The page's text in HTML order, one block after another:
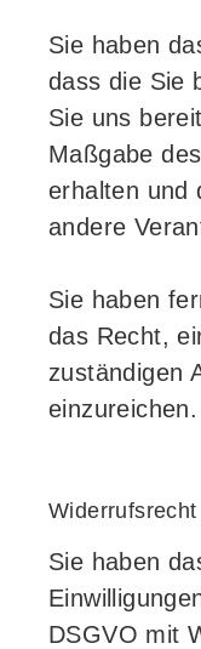
Sie haben
dass die Sie
Sie uns
Maßgabe
erhalten und
andere
Sie haben
das Recht,
zuständigen
einzureichen.
Widerrufsrecht
Sie haben
DSGVO mit